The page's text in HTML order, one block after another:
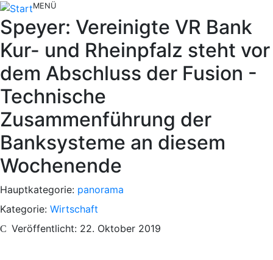
MENÜ
Speyer: Vereinigte VR Bank
Kur- und Rheinpfalz steht vor
dem Abschluss der Fusion -
Technische
Zusammenführung der
Banksysteme an diesem
Wochenende
Hauptkategorie: panorama
Kategorie: Wirtschaft
Veröffentlicht: 22. Oktober 2019